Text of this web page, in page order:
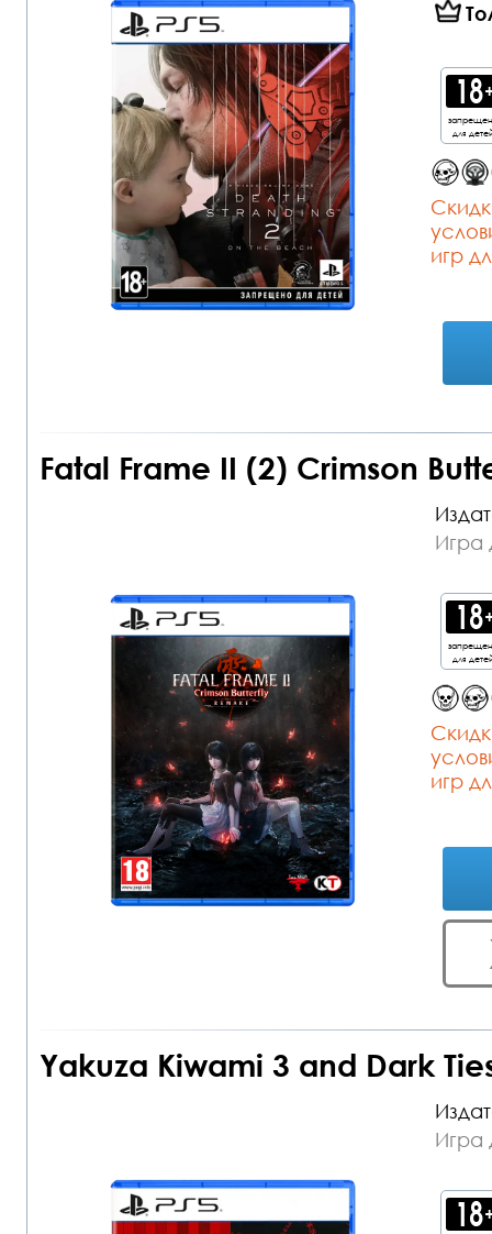
для
игр
Fatal Frame II (2) Crimson
Игра
для
игр
Yakuza Kiwami 3 and Dark
Игра